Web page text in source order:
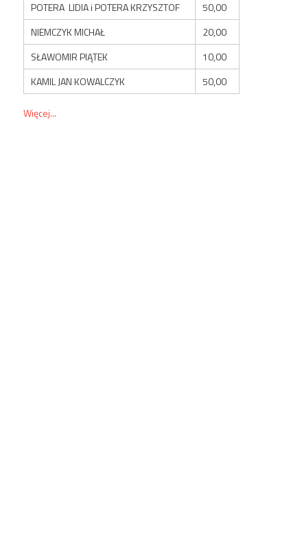
POTERA LIDIA i POTERA KRZYSZTOF
50,00
NIEMCZYK MICHAŁ
20,00
SŁAWOMIR PIĄTEK
10,00
KAMIL JAN KOWALCZYK
50,00
Więcej...